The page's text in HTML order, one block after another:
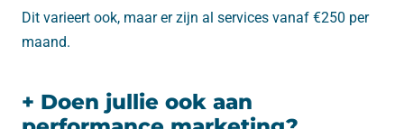
Dit varieert ook, maar er zijn al services vanaf €250 per
maand.
+ Doen jullie ook aan